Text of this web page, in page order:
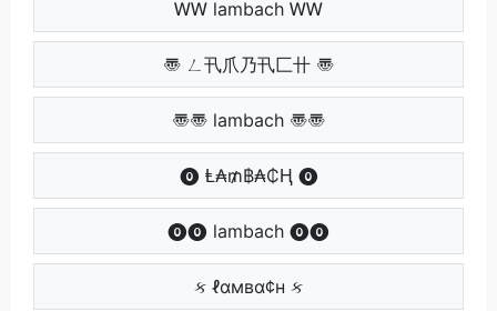
ᎳᎳ lambach ᎳᎳ
〠 ㄥ卂爪乃卂匚卄 〠
〠〠 lambach 〠〠
⓿ Ⱡ₳₥฿₳₵Ⱨ ⓿
⓿⓿ lambach ⓿⓿
ક ℓαмвα¢н ક